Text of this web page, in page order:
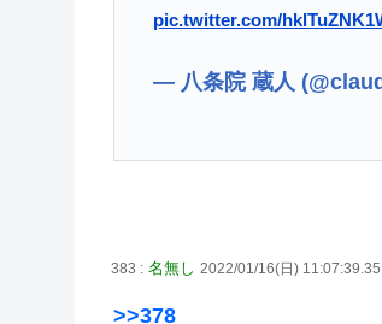
pic.twitter.com/
— 八条院 蔵人
383 : 名無し 2022/01/16(日)
>>378